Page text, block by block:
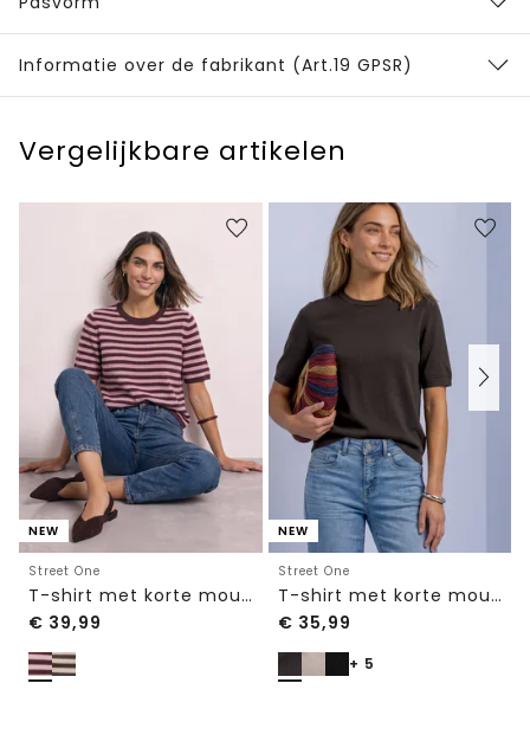
Informatie over de fabrikant (Art.19 GPSR)
Vergelijkbare artikelen
NEW
Street One
T-shirt met korte mouwen, ronde hals en strepen
€ 39,99
NEW
Street One
T-shirt met korte mouwen en ronde hals in effen kleur
€ 35,99
+ 5